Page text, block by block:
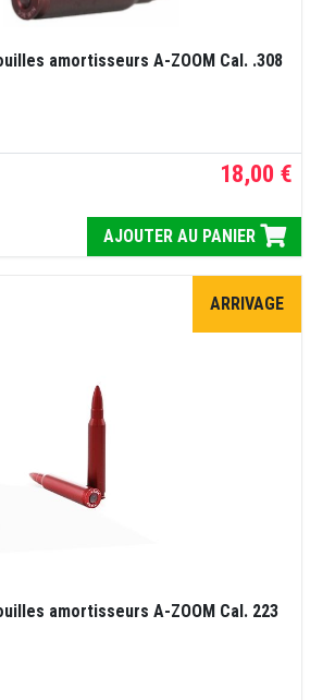
amortisseurs A-ZOOM Cal. .308
18,00 €
AJOUTER AU PANIER
ARRIVAGE
amortisseurs A-ZOOM Cal. 223